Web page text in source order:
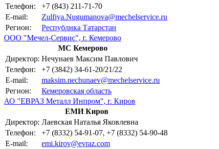
Телефон:
+7 (843) 211-71-70
E-mail:
Zulfiya.Nugumanova@mechelservice.ru
Регион:
Республика Татарстан
ООО "Мечел-Сервис", г. Кемерово
МС Кемерово
Директор: Нечунаев Максим Павлович
Телефон:
+7 (3842) 34-61-20/21/22
E-mail:
maksim.nechunaev@mechelservice.ru
Регион:
Кемеровская область
АО "ЕВРАЗ Металл Инпром", г. Киров
ЕМИ Киров
Директор: Лаевская Наталья Яковлевна
Телефон:
+7 (8332) 54-91-07, +7 (8332) 54-90-48
E-mail:
emi.kirov@evraz.com